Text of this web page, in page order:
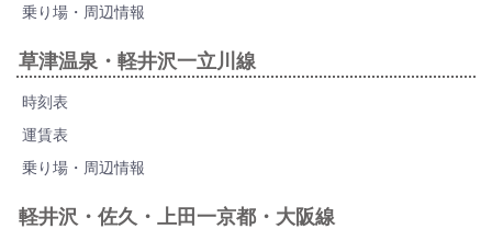
乗り場・周辺情報
草津温泉・軽井沢一立川線
時刻表
運賃表
乗り場・周辺情報
軽井沢・佐久・上田一京都・大阪線